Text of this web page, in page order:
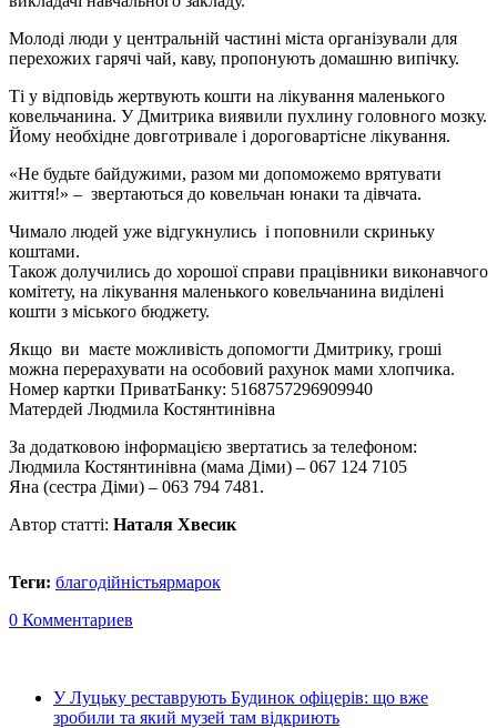
Молоді люди у центральній частині міста організували для
перехожих гарячі чай, каву, пропонують домашню випічку.
Ті у відповідь жертвують кошти на лікування маленького
ковельчанина. У Дмитрика виявили пухлину головного мозку.
Йому необхідне довготривале і дороговартісне лікування.
«Не будьте байдужими, разом ми допоможемо врятувати
життя!» – звертаються до ковельчан юнаки та дівчата.
Чимало людей уже відгукнулись і поповнили скриньку
коштами.
Також долучились до хорошої справи працівники виконавчого
комітету, на лікування маленького ковельчанина виділені
кошти з міського бюджету.
Якщо ви маєте можливість допомогти Дмитрику, гроші
можна перерахувати на особовий рахунок мами хлопчика.
Номер картки ПриватБанку: 5168757296909940
Матердей Людмила Костянтинівна
За додатковою інформацією звертатись за телефоном:
Людмила Костянтинівна (мама Діми) – 067 124 7105
Яна (сестра Діми) – 063 794 7481.
Автор статті: Наталя Хвесик
Теги: благодійністьярмарок
0 Комментариев
У Луцьку реставрують Будинок офіцерів: що вже
зробили та який музей там відкриють